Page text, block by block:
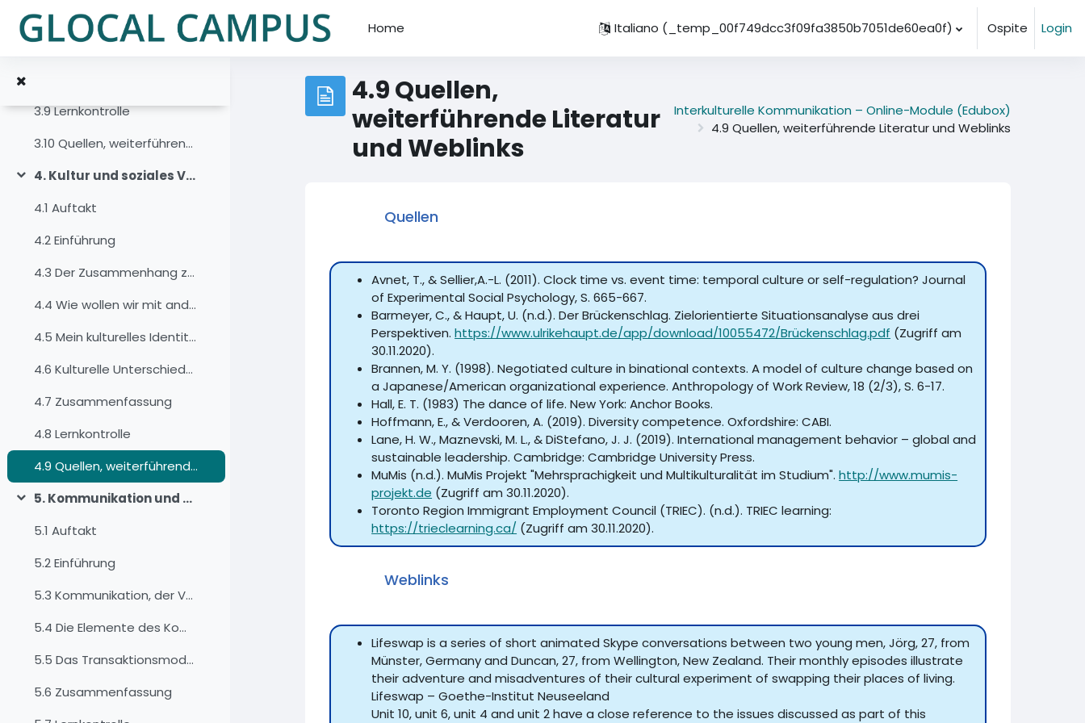
Home
Italiano ‎(_temp_00f749dcc3f09fa3850b7051de60ea0f)‎ Ospite Login
3.6 Der Mensch als Produkt und Produzent von Kultur
3.7 Kultur und ihre Verbindung zum Kontext
3.9 Lernkontrolle
3.10 Quellen, weiterführende Literatur und Weblinks
Minimizza
4. Kultur und soziales Verhalten
4.1 Auftakt
4.2 Einführung
4.3 Der Zusammenhang zwischen Kultur und sozialem Verhalten
4.4 Wie wollen wir mit anderen zusammenarbeiten?
4.5 Mein kulturelles Identitätsprofil
4.6 Kulturelle Unterschiede überbrücken
4.7 Zusammenfassung
4.8 Lernkontrolle
4.9 Quellen, weiterführende Literatur und Weblinks
Minimizza
5. Kommunikation und der Kommunikationsprozess
5.1 Auftakt
5.2 Einführung
5.3 Kommunikation, der Versuch einer Definition
5.4 Die Elemente des Kommunikationsprozesses
5.5 Das Transaktionsmodell
5.6 Zusammenfassung
4.9 Quellen,
weiterführende Literatur
und Weblinks
Interkulturelle Kommunikation – Online-Module (Edubox)
4.9 Quellen, weiterführende Literatur und Weblinks
Quellen
Avnet, T., & Sellier,A.-L. (2011). Clock time vs. event time: temporal culture or self-regulation? Journal
of Experimental Social Psychology, S. 665-667.
Barmeyer, C., & Haupt, U. (n.d.). Der Brückenschlag. Zielorientierte Situationsanalyse aus drei
Perspektiven.https://www.ulrikehaupt.de/app/download/10055472/Brückenschlag.pdf (Zugriff am
30.11.2020).
Brannen, M. Y. (1998). Negotiated culture in binational contexts. A model of culture change based on
a Japanese/American organizational experience. Anthropology of Work Review, 18 (2/3), S. 6-17.
Hall, E. T. (1983) The dance of life. New York: Anchor Books.
Hoffmann, E., & Verdooren, A. (2019). Diversity competence. Oxfordshire: CABI.
Lane, H. W., Maznevski, M. L., & DiStefano, J. J. (2019). International management behavior – global and
sustainable leadership. Cambridge: Cambridge University Press.
MuMis (n.d.). MuMis Projekt "Mehrsprachigkeit und Multikulturalität im Studium".http://www.mumis-
projekt.de (Zugriff am 30.11.2020).
Toronto Region Immigrant Employment Council (TRIEC). (n.d.). TRIEC learning:
https://trieclearning.ca/ (Zugriff am 30.11.2020).
Weblinks
Lifeswap is a series of short animated Skype conversations between two young men, Jörg, 27, from
Münster, Germany and Duncan, 27, from Wellington, New Zealand. Their monthly episodes illustrate
their adventure and misadventures of their cultural experiment of swapping their places of living.
Lifeswap – Goethe-Institut Neuseeland
Unit 10, unit 6, unit 4 and unit 2 have a close reference to the issues discussed as part of this